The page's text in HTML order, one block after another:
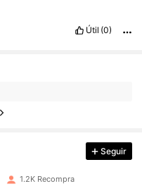
Útil (0)
Seguir
1.2K Recompra